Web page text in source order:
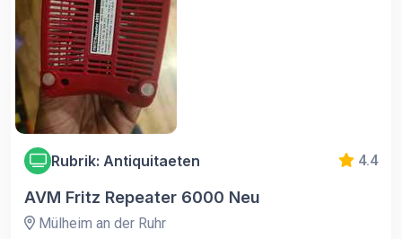
Rubrik: Antiquitaeten 4.4
AVM Fritz Repeater 6000 Neu
Mülheim an der Ruhr